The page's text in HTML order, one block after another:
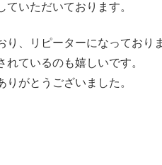
いただいております。
、リピーターになっており
ているのも嬉しいです。
がとうございました。